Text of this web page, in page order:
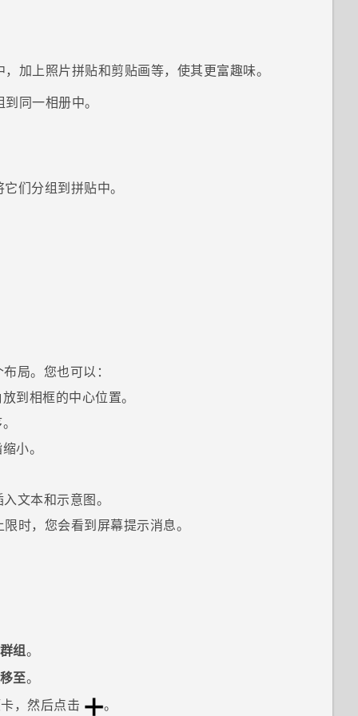
加上照片拼贴和剪贴画等，使其更富趣味。
同一相册中。
们分组到拼贴中。
局。您也可以：
到相框的中心位置。
小。
文本和示意图。
时，您会看到屏幕提示消息。
群组。
移至。
，然后点击
。